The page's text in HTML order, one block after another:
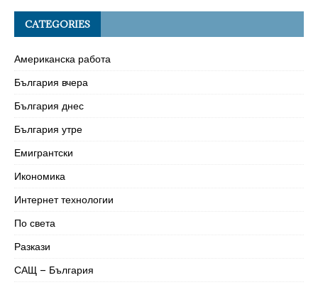
CATEGORIES
Американска работа
България вчера
България днес
България утре
Емигрантски
Икономика
Интернет технологии
По света
Разкази
САЩ – България